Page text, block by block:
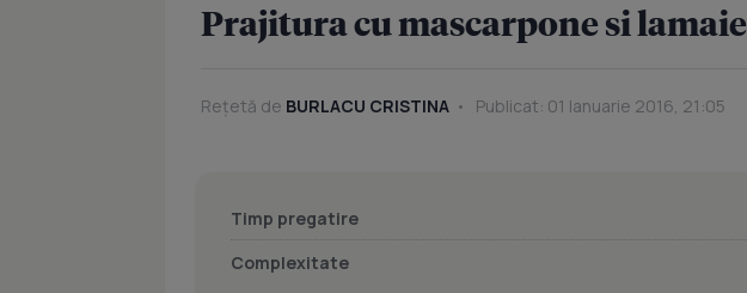
Prajitura cu mascarpone si lamaie
Rețetă de BURLACU CRISTINA Publicat: 01 Ianuarie 2016, 21:05
Timp pregatire
Complexitate